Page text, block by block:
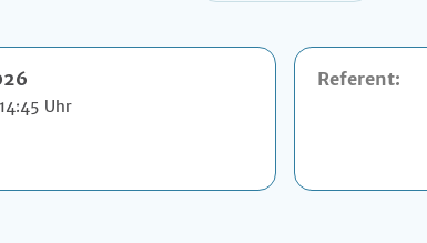
Uhr
Referent: